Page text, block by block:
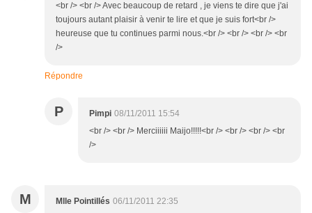
<br /> <br /> Avec beaucoup de retard , je viens te dire que j'ai
toujours autant plaisir à venir te lire et que je suis fort<br />
heureuse que tu continues parmi nous.<br /> <br /> <br /> <br
/>
Répondre
P Pimpi 08/11/2011 15:54
<br /> <br /> Merciiiiii Maijo!!!!!<br /> <br /> <br /> <br
/>
M Mlle Pointillés 06/11/2011 22:35